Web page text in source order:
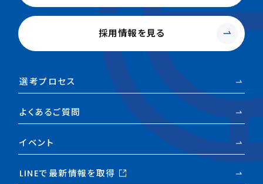
採用情報を見る
選考プロセス
よくあるご質問
イベント
LINEで最新情報を取得